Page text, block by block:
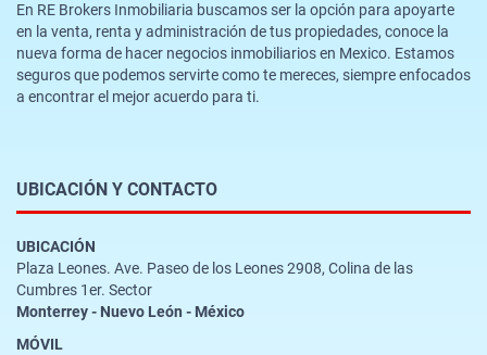
En RE Brokers Inmobiliaria buscamos ser la opción para apoyarte
en la venta, renta y administración de tus propiedades, conoce la
nueva forma de hacer negocios inmobiliarios en Mexico. Estamos
seguros que podemos servirte como te mereces, siempre enfocados
a encontrar el mejor acuerdo para ti.
UBICACIÓN Y CONTACTO
UBICACIÓN
Plaza Leones. Ave. Paseo de los Leones 2908, Colina de las
Cumbres 1er. Sector
Monterrey - Nuevo León - México
MÓVIL